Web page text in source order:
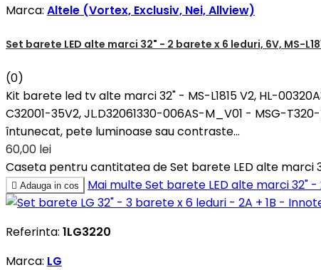
Marca: Altele (Vortex, Exclusiv, Nei, Allview)
Set barete LED alte marci 32" - 2 barete x 6 leduri, 6V, MS-
(0)
Kit barete led tv alte marci 32" - MS-L1815 V2, HL-
C32001-35V2, JL.D32061330-006AS-M_V01 - MSG-
întunecat, pete luminoase sau contraste...
60,00 lei
Caseta pentru cantitatea de Set barete LED alte marci
 Adauga in cos Mai multeSet barete LED alte marci 32" -
Referinta: 1LG3220
Marca: LG